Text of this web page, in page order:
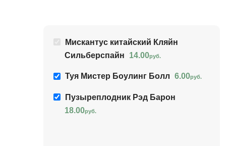
Мискантус китайский Кляйн
Сильберспайн
14.00руб.
Туя Мистер Боулинг Болл 6.00руб.
Пузыреплодник Рэд Барон
18.00руб.